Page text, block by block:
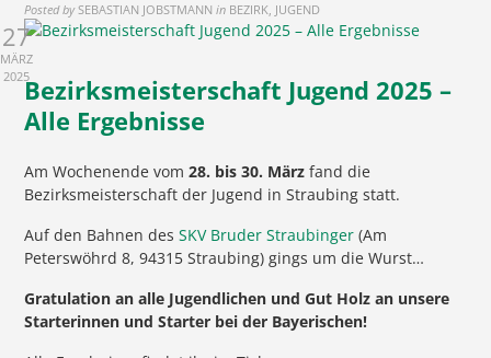
Posted by SEBASTIAN JOBSTMANN in BEZIRK, JUGEND
27
MÄRZ
2025Bezirksmeisterschaft Jugend 2025 –
Alle Ergebnisse
Am Wochenende vom28. bis 30. März fand die
Bezirksmeisterschaft der Jugend in Straubing statt.
Auf den Bahnen desSKV Bruder Straubinger (Am
Peterswöhrd 8, 94315 Straubing) gings um die Wurst…
Gratulation an alle Jugendlichen und Gut Holz an unsere
Starterinnen und Starter bei der Bayerischen!